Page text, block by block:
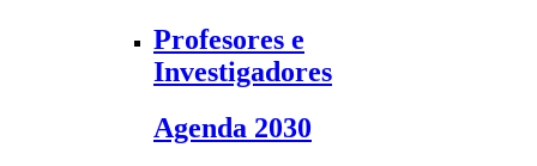
Profesores e
Investigadores
Agenda 2030